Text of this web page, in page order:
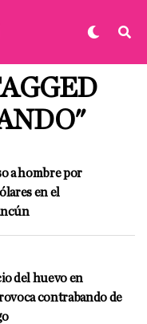
a hombre por
en el
del huevo en
contrabando de